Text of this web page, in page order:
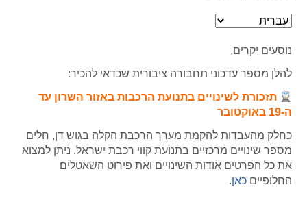
נוסעים יקרים,
להלן מספר עדכוני תחבורה ציבורית שכדאי להכיר:
תזכורת לשינויים בתנועת הרכבות באזור השרון עד
ה-19 באוקטובר
כחלק מהעבדות להקמת מערך הרכבת הקלה בגוש דן, חלים
מספר שינויים מרכזיים בתנועת קווי רכבת ישראל. ניתן למצוא
את כל הפרטים אודות השינויים ואת פירוט השאטלים
החלופיים כאן.